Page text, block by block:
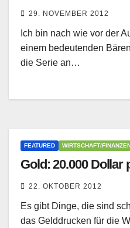
29. NOVEMBER 2012
Ich bin nach wie vor der
einem bedeutenden
die Serie an…
FEATURED WIRTSCHAFT/FINANZEN
Gold: 20.000 Dollar
22. OKTOBER 2012
Es gibt Dinge, die sind
das Gelddrucken für die